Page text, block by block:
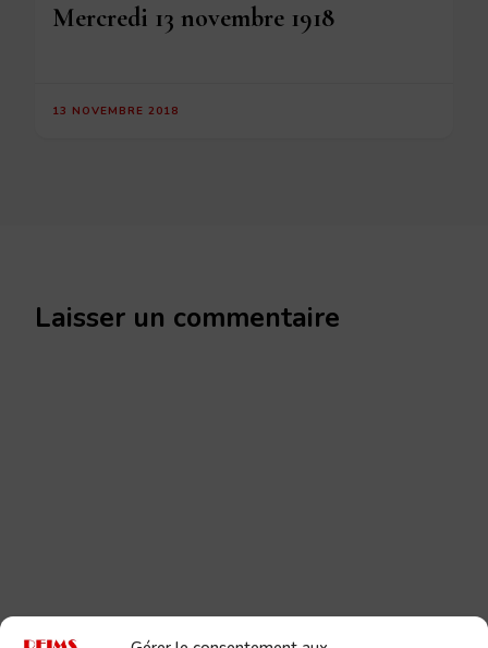
Mercredi 13 novembre 1918
13 NOVEMBRE 2018
Laisser un commentaire